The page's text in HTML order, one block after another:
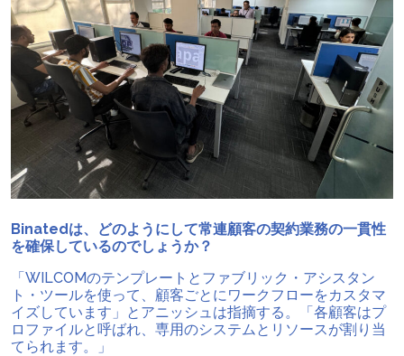
Binatedは、どのようにして常連顧客の契約業務の一貫性
を確保しているのでしょうか？
「WILCOMのテンプレートとファブリック・アシスタン
ト・ツールを使って、顧客ごとにワークフローをカスタマ
イズしています」とアニッシュは指摘する。「各顧客はプ
ロファイルと呼ばれ、専用のシステムとリソースが割り当
てられます。」